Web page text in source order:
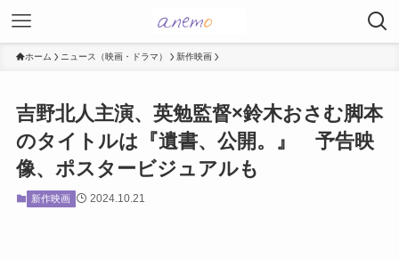
ホーム ニュース（映画・ドラマ） 新作映画
吉野北人主演、英勉監督×鈴木おさむ脚本
のタイトルは『遺書、公開。』 予告映
像、ポスタービジュアルも
新作映画 2024.10.21